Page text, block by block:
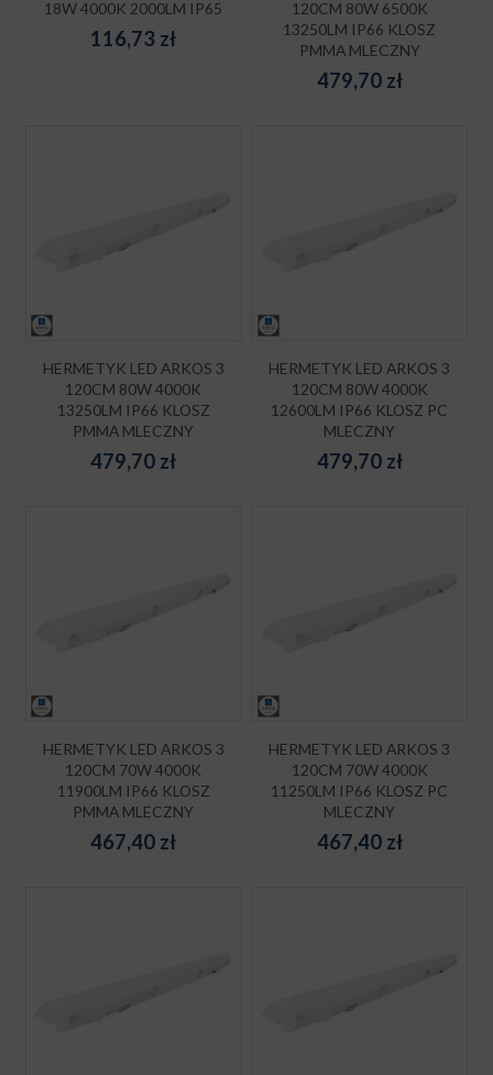
18W 4000K 2000LM IP65
116,73 zł
120CM 80W 6500K
13250LM IP66 KLOSZ
PMMA MLECZNY
479,70zł
HERMETYK LED ARKOS 3
120CM 80W 4000K
13250LM IP66 KLOSZ
PMMA MLECZNY
479,70 zł
HERMETYK LED ARKOS 3
120CM 80W 4000K
12600LM IP66 KLOSZ PC
MLECZNY
479,70zł
HERMETYK LED ARKOS 3
120CM 70W 4000K
11900LM IP66 KLOSZ
PMMA MLECZNY
467,40 zł
HERMETYK LED ARKOS 3
120CM 70W 4000K
11250LM IP66 KLOSZ PC
MLECZNY
467,40zł